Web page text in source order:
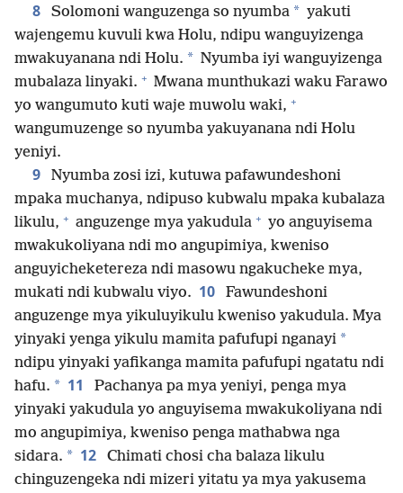
8 Solomoni wanguzenga so nyumba * yakuti
wajengemu kuvuli kwa Holu, ndipu wanguyizenga
mwakuyanana ndi Holu. * Nyumba iyi wanguyizenga
mubalaza linyaki. + Mwana munthukazi waku Farawo
yo wangumuto kuti waje muwolu waki, +
wangumuzenge so nyumba yakuyanana ndi Holu
yeniyi.
9
Nyumba zosi izi, kutuwa pafawundeshoni
mpaka muchanya, ndipuso kubwalu mpaka kubalaza
likulu, + anguzenge mya yakudula + yo anguyisema
mwakukoliyana ndi mo angupimiya, kweniso
anguyicheketereza ndi masowu ngakucheke mya,
mukati ndi kubwalu viyo. 10
Fawundeshoni
anguzenge mya yikuluyikulu kweniso yakudula. Mya
yinyaki yenga yikulu mamita pafufupi nganayi *
ndipu yinyaki yafikanga mamita pafufupi ngatatu ndi
hafu. * 11
Pachanya pa mya yeniyi, penga mya
yinyaki yakudula yo anguyisema mwakukoliyana ndi
mo angupimiya, kweniso penga mathabwa nga
sidara. * 12
Chimati chosi cha balaza likulu
chinguzengeka ndi mizeri yitatu ya mya yakusema